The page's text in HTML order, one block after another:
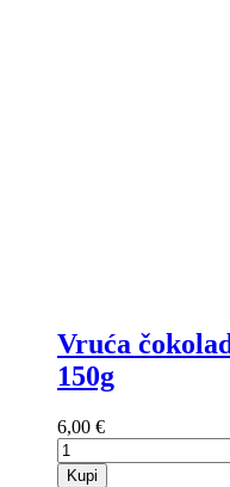
Vruća
150g
6,00 €
Kupi